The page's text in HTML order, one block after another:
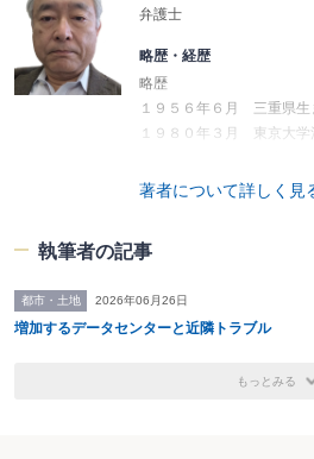
弁護士
略歴・経歴
略歴
１９５６年６月 三重県生
１９８０年３月 東京大学
１９９２年５月 日置雅晴
２００８年１月 神楽坂キ
著書その他
臨床スポーツ医学（文光
著者について詳しく見
執筆者の記事
都市・土地 2026年06月26日
増加するデータセンターと近隣トラブル
もっとみる